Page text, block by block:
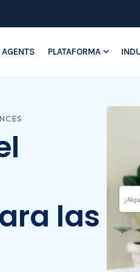
PLATAFORMA
Show
las